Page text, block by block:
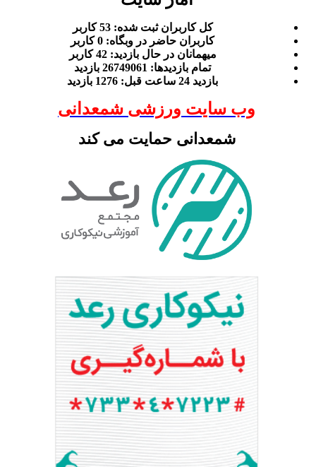
كل کاربران ثبت شده: 53 کاربر
کاربران حاضر در وبگاه: 0 کاربر
ميهمانان در حال بازديد: 42 کاربر
تمام بازديد‌ها: 26749061 بازدید
بازديد 24 ساعت قبل: 1276 بازدید
وب سایت ورزشی شمعدانی
شمعدانی حمایت می کند